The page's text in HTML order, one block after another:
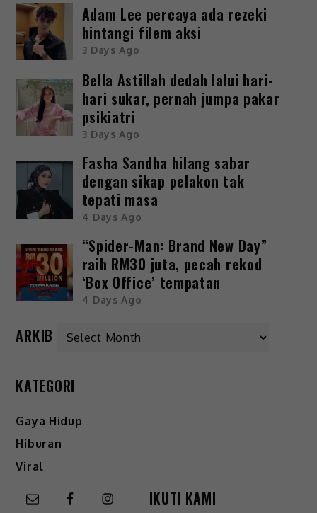
Adam Lee percaya ada rezeki
bintangi filem aksi
3 Days Ago
Bella Astillah dedah lalui hari-
hari sukar, pernah jumpa pakar
psikiatri
3 Days Ago
Fasha Sandha hilang sabar
dengan sikap pelakon tak
tepati masa
4 Days Ago
“Spider-Man: Brand New Day”
raih RM30 juta, pecah rekod
‘Box Office’ tempatan
4 Days Ago
ARKIB
KATEGORI
Gaya Hidup
Hiburan
Viral
IKUTI KAMI